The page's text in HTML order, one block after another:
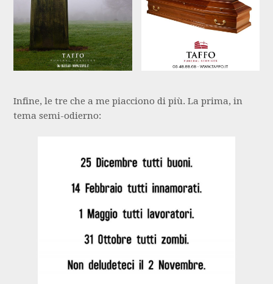
Infine, le tre che a me piacciono di più. La prima, in
tema semi-odierno: